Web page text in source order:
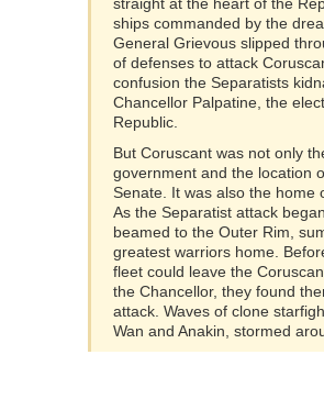
ships commanded by the
General Grievous slipped
of defenses to attack
confusion the Separatists
Chancellor Palpatine, the
Republic.
But Coruscant was not only
government and the location
Senate. It was also the home
As the Separatist attack
beamed to the Outer Rim,
greatest warriors home.
fleet could leave the
the Chancellor, they found
attack. Waves of clone
Wan and Anakin, stormed